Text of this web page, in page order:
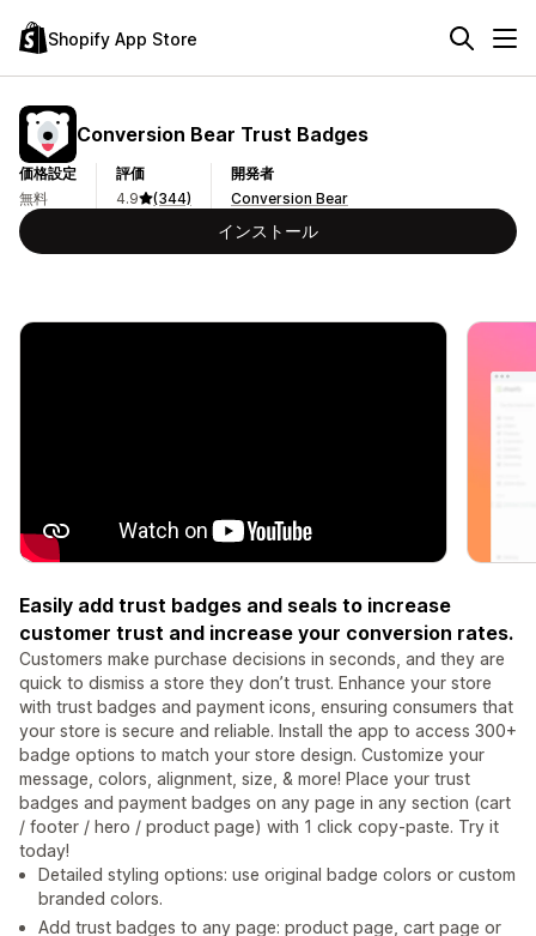
Shopify App Store
Conversion Bear Trust Badges
価格設定
無料
評価
4.9
(344)
開発者
Conversion Bear
インストール
Easily add trust badges and seals to increase
customer trust and increase your conversion rates.
Customers make purchase decisions in seconds, and they are
quick to dismiss a store they don’t trust. Enhance your store
with trust badges and payment icons, ensuring consumers that
your store is secure and reliable. Install the app to access 300+
badge options to match your store design. Customize your
message, colors, alignment, size, & more! Place your trust
badges and payment badges on any page in any section (cart
/ footer / hero / product page) with 1 click copy-paste. Try it
today!
Detailed styling options: use original badge colors or custom
branded colors.
Add trust badges to any page: product page, cart page or